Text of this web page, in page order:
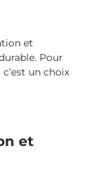
et
Pour
un choix
et